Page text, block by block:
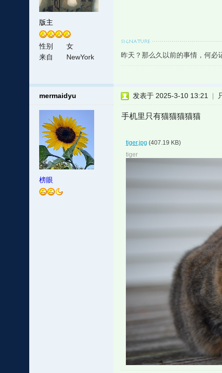
版主
性别
女
来自
NewYork 昨天？那么久以前的事情，何必
mermaidyu
榜眼
发表于 2025-3-10 13:21 |
手机里只有猫猫猫猫猫
tiger.jpg (407.19 KB)
tiger